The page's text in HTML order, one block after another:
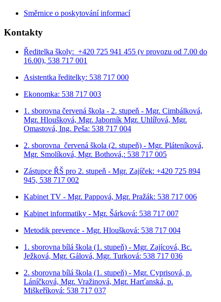
Směrnice o poskytování informací
Kontakty
Ředitelka školy: +420 725 941 455 (v provozu od 7.00 do
16.00), 538 717 001
Asistentka ředitelky: 538 717 000
Ekonomka: 538 717 003
1. sborovna červená škola - 2. stupeň - Mgr. Cimbálková,
Mgr. Hloušková, Mgr. Jaborník Mgr. Uhlířová, Mgr.
Omastová, Ing. Peša: 538 717 004
2. sborovna červená škola (2. stupeň) - Mgr. Pláteníková,
Mgr. Smolíková, Mgr. Bothová,: 538 717 005
Zástupce ŘŠ pro 2. stupeň - Mgr. Zajíček: +420 725 894
945, 538 717 002
Kabinet TV - Mgr. Pappová, Mgr. Pražák: 538 717 006
Kabinet informatiky - Mgr. Šárková: 538 717 007
Metodik prevence - Mgr. Hloušková: 538 717 004
1. sborovna bílá škola (1. stupeň) - Mgr. Zajícová, Bc.
Ježková, Mgr. Gálová, Mgr. Turková: 538 717 036
2. sborovna bílá škola (1. stupeň) - Mgr. Cyprisová, p.
Láníčková, Mgr. Vražinová, Mgr. Harťanská, p.
Miškeříková: 538 717 037